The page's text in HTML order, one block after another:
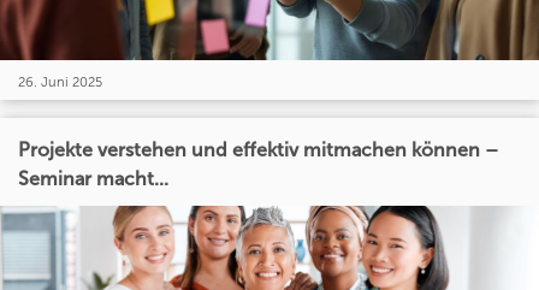
26. Juni 2025
Projekte verstehen und effektiv mitmachen können –
Seminar macht...